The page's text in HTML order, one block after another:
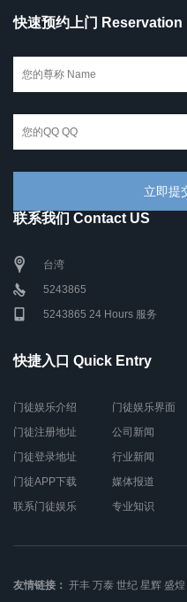
快速预约上门 Reservation
联系我们 Contact US
台湾
5243865
5243865 24 Hours 服务
快捷入口 Quick Entry
门徒娱乐介绍
门徒注册地址
门徒登录地址
门徒APP下载
联系门徒娱乐
门徒娱乐界面
公司新闻
行业新闻
媒体报道
专业知识
友情链接： 开丰 万泰 世纪 星辉 盛煌